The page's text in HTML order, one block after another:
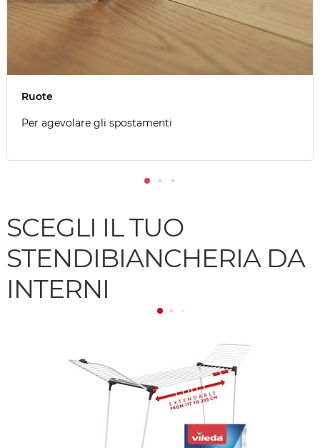
Ruote
Per agevolare gli spostamenti
SCEGLI IL TUO
STENDIBIANCHERIA DA
INTERNI